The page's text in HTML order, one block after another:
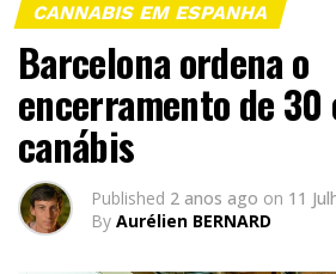
CANNABIS EM ESPANHA
Barcelona ordena o
encerramento de 30
canábis
Published 2 anos ago on 11
By Aurélien BERNARD